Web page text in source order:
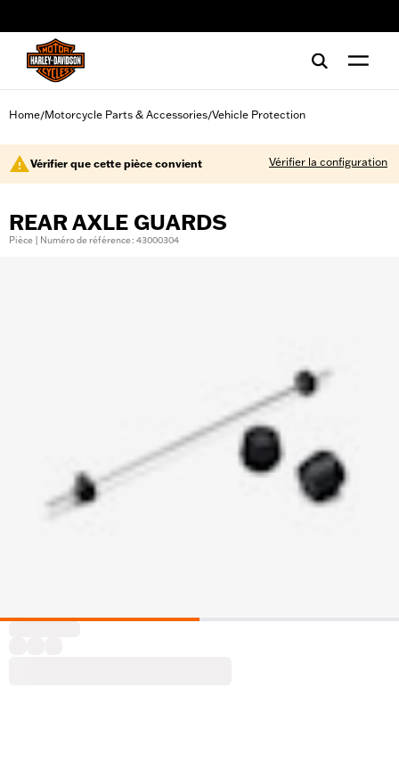
Home/Motorcycle Parts & Accessories/Vehicle Protection
Vérifier que cette pièce convient Vérifier la configuration
REAR AXLE GUARDS
Pièce | Numéro de référence : 43000304